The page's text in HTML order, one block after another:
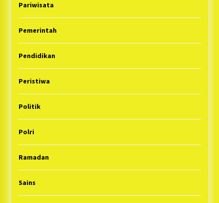
Pariwisata
Pemerintah
Pendidikan
Peristiwa
Politik
Polri
Ramadan
Sains